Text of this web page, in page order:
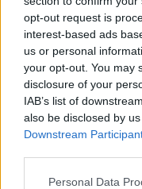
opt-out request is
interest-based ads
us or personal
your opt-out. You may
disclosure of your
IAB’s list of
also be disclosed by
Downstream
Personal Data